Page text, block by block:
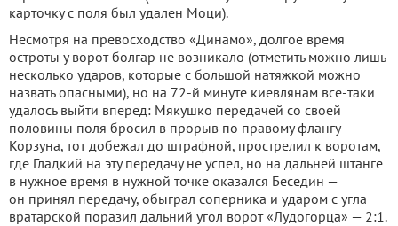
карточку с поля был удален Моци).
Несмотря на превосходство «Динамо», долгое время
остроты у ворот болгар не возникало (отметить можно лишь
несколько ударов, которые с большой натяжкой можно
назвать опасными), но на 72-й минуте киевлянам все-таки
удалось выйти вперед: Мякушко передачей со своей
половины поля бросил в прорыв по правому флангу
Корзуна, тот добежал до штрафной, прострелил к воротам,
где Гладкий на эту передачу не успел, но на дальней штанге
в нужное время в нужной точке оказался Беседин —
он принял передачу, обыграл соперника и ударом с угла
вратарской поразил дальний угол ворот «Лудогорца» — 2:1.